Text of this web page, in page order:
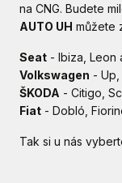
na CNG. Budete
AUTO UH můžete
Seat - Ibiza, Leon
Volkswagen -
ŠKODA - Citigo,
Fiat - Dobló,
Tak si u nás